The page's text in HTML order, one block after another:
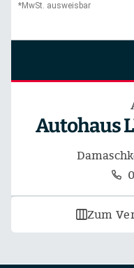
*MwSt. ausweisbar
Autohaus
Zum